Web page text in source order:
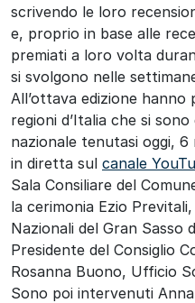
scrivendo le loro
e, proprio in base alle
premiati a loro volta
si svolgono nelle
All’ottava edizione
regioni d’Italia che si
nazionale tenutasi oggi, 6
in diretta sul canale
Sala Consiliare del
la cerimonia Ezio
Nazionali del Gran Sasso
Presidente del Consiglio
Rosanna Buono, Ufficio
Sono poi intervenuti Anna